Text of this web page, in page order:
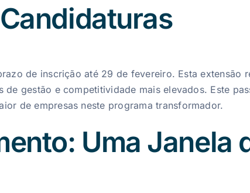
de inscrição até 29 de fevereiro. Esta extensão
gestão e competitividade mais elevados. Este
de empresas neste programa transformador.
Uma Janela